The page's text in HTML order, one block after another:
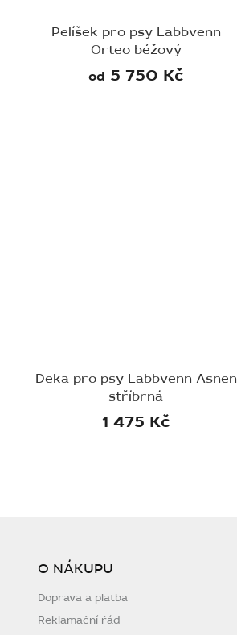
Deka pro psy Labbvenn Asnen
stříbrná
1 475 Kč
Pelíšek pro psy Labbvenn
Orteo béžový
od 5 750 Kč
O NÁKUPU
Doprava a platba
Reklamační řád